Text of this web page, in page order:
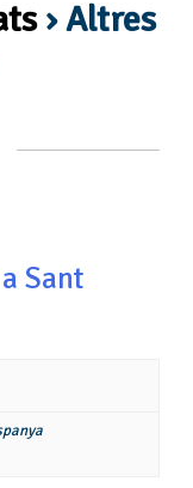
› Altres
Sant